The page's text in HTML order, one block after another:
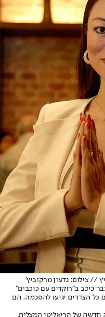
// צילום: גדעון מרקוביץ'
כיכב ב"רוקדים עם כוכבים"
הצדדים יגיעו להסכמה, הם
חדשה של הריאליטי המצליח,